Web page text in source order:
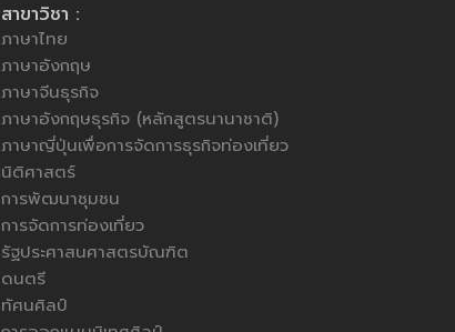
สาขาวิชา :
ภาษาไทย
ภาษาอังกฤษ
ภาษาจีนธุรกิจ
ภาษาอังกฤษธุรกิจ (หลักสูตรนานาชาติ)
ภาษาญี่ปุ่นเพื่อการจัดการธุรกิจท่องเที่ยว
นิติศาสตร์
การพัฒนาชุมชน
การจัดการท่องเที่ยว
รัฐประศาสนศาสตรบัณฑิต
ดนตรี
ทัศนศิลป์